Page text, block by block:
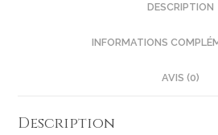
DESCRIPTION
INFORMATIONS
AVIS (0)
Description